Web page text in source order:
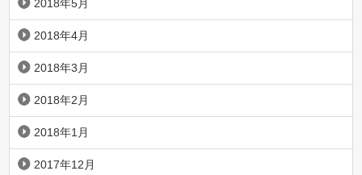
2018年5月
2018年4月
2018年3月
2018年2月
2018年1月
2017年12月